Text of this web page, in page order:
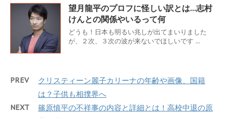
望月龍平のプロフに怪しい訳とは…志村
けんとの関係やいるって何
どうも！日本も明るい兆しが出てまいりました
が、２次、３次の波が来ないでほしいです ...
PREV
クリスティーン麗子カリーナの年齢や画像、国籍
は？子供も相撲界へ
NEXT
篠原慎平の不祥事の内容と詳細とは！高校中退の原